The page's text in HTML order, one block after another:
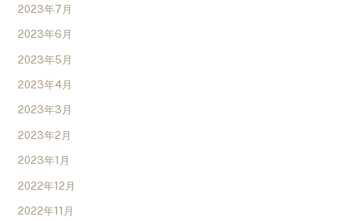
2023年7月
2023年6月
2023年5月
2023年4月
2023年3月
2023年2月
2023年1月
2022年12月
2022年11月